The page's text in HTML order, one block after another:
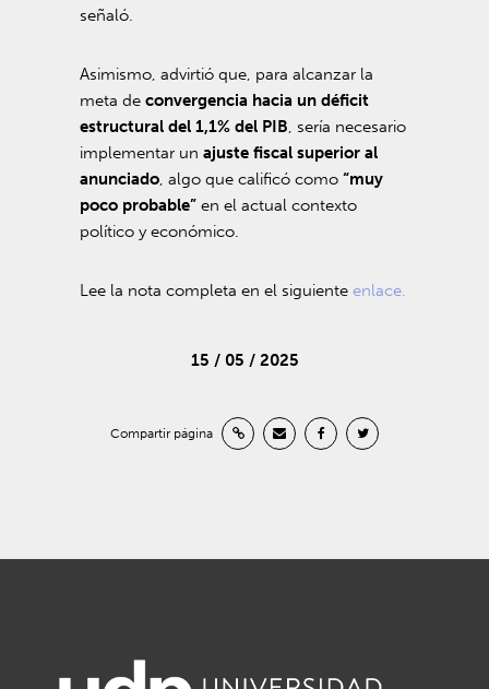
señaló.
Asimismo, advirtió que, para alcanzar la
meta deconvergencia hacia un déficit
estructural del 1,1% del PIB, sería necesario
implementar unajuste fiscal superior al
anunciado, algo que calificó como“muy
poco probable” en el actual contexto
político y económico.
Lee la nota completa en el siguienteenlace.
15 / 05 / 2025
Compartir página